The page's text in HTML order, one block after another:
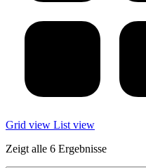
Grid view List view
Zeigt alle 6 Ergebnisse